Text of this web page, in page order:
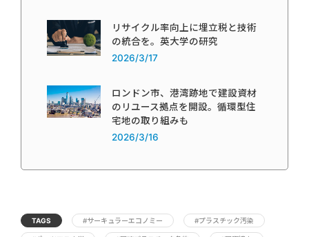
リサイクル率向上に埋立税と技術
の統合を。英大学の研究
2026/3/17
ロンドン市、港湾跡地で建設資材
のリユース拠点を開設。循環型住
宅地の取り組みも
2026/3/16
TAGS #サーキュラーエコノミー #プラスチック汚染